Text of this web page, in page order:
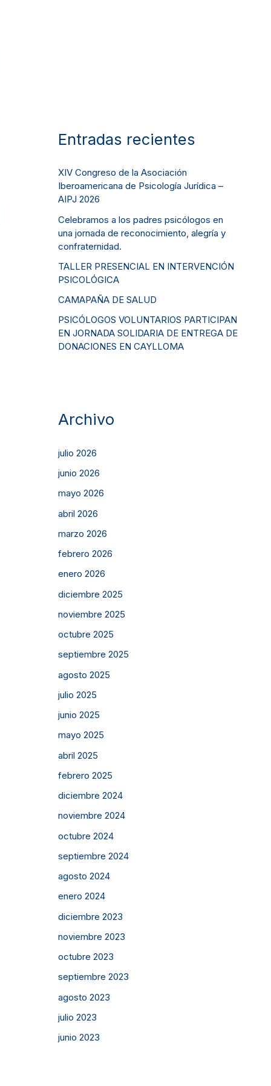
Entradas recientes
XIV Congreso de la Asociación
Iberoamericana de Psicología Jurídica –
AIPJ 2026
Celebramos a los padres psicólogos en
una jornada de reconocimiento, alegría y
confraternidad.
TALLER PRESENCIAL EN INTERVENCIÓN
PSICOLÓGICA
CAMAPAÑA DE SALUD
PSICÓLOGOS VOLUNTARIOS PARTICIPAN
EN JORNADA SOLIDARIA DE ENTREGA DE
DONACIONES EN CAYLLOMA
Archivo
julio 2026
junio 2026
mayo 2026
abril 2026
marzo 2026
febrero 2026
enero 2026
diciembre 2025
noviembre 2025
octubre 2025
septiembre 2025
agosto 2025
julio 2025
junio 2025
mayo 2025
abril 2025
febrero 2025
diciembre 2024
noviembre 2024
octubre 2024
septiembre 2024
agosto 2024
enero 2024
diciembre 2023
noviembre 2023
octubre 2023
septiembre 2023
agosto 2023
julio 2023
junio 2023